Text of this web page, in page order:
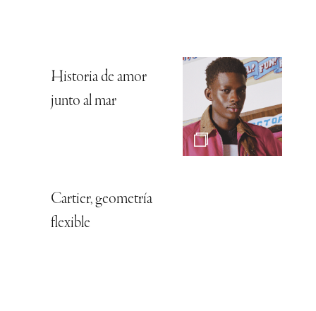
Historia de amor
junto al mar
Cartier, geometría
flexible